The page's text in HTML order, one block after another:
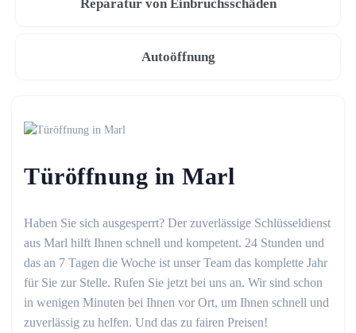
Reparatur von Einbruchsschäden
Autoöffnung
Türöffnung in Marl
Haben Sie sich ausgesperrt? Der zuverlässige Schlüsseldienst
aus Marl hilft Ihnen schnell und kompetent. 24 Stunden und
das an 7 Tagen die Woche ist unser Team das komplette Jahr
für Sie zur Stelle. Rufen Sie jetzt bei uns an. Wir sind schon
in wenigen Minuten bei Ihnen vor Ort, um Ihnen schnell und
zuverlässig zu helfen. Und das zu fairen Preisen!